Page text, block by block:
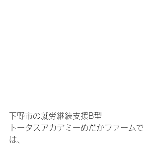
下野市の就労継続支援B型
トータスアカデミーめだかファームで
は、